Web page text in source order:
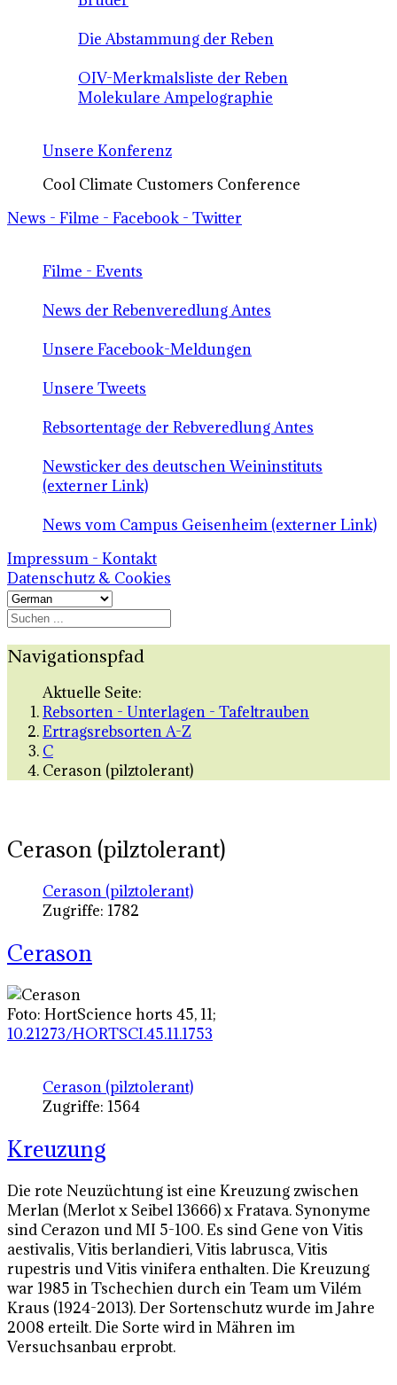
Die Abstammung der Reben
OIV-Merkmalsliste der Reben
Molekulare Ampelographie
Unsere Konferenz
Cool Climate Customers Conference
News - Filme - Facebook - Twitter
Filme - Events
News der Rebenveredlung Antes
Unsere Facebook-Meldungen
Unsere Tweets
Rebsortentage der Rebveredlung Antes
Newsticker des deutschen Weininstituts
(externer Link)
News vom Campus Geisenheim (externer Link)
Impressum - Kontakt
Datenschutz & Cookies
Navigationspfad
Aktuelle Seite:
Rebsorten - Unterlagen - Tafeltrauben
Ertragsrebsorten A-Z
C
Cerason (pilztolerant)
Cerason (pilztolerant)
Cerason (pilztolerant)
Zugriffe: 1782
Cerason
Foto: HortScience horts 45, 11;
10.21273/HORTSCI.45.11.1753
Cerason (pilztolerant)
Zugriffe: 1564
Kreuzung
Die rote Neuzüchtung ist eine Kreuzung zwischen
Merlan (Merlot x Seibel 13666) x Fratava. Synonyme
sind Cerazon und MI 5-100. Es sind Gene von Vitis
aestivalis, Vitis berlandieri, Vitis labrusca, Vitis
rupestris und Vitis vinifera enthalten. Die Kreuzung
war 1985 in Tschechien durch ein Team um Vilém
Kraus (1924-2013). Der Sortenschutz wurde im Jahre
2008 erteilt. Die Sorte wird in Mähren im
Versuchsanbau erprobt.